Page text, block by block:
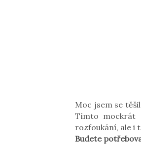
Moc jsem se
Tímto mockrát
rozfoukání, ale i
Budete